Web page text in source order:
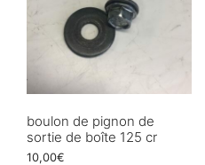
boulon de pignon de
sortie de boîte 125 cr
10,00€